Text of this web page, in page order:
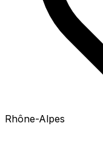
Rhône-Alpes